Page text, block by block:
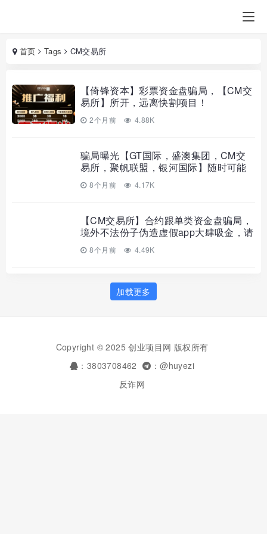
首页 Tags CM交易所
【倚锋资本】彩票资金盘骗局，【CM交
易所】所开，远离快割项目！
2个月前 4.88K
骗局曝光【GT国际，盛澳集团，CM交
易所，聚帆联盟，银河国际】随时可能
卷钱跑路！
8个月前 4.17K
【CM交易所】合约跟单类资金盘骗局，
境外不法份子伪造虚假app大肆吸金，请
参与人速度撤离！app大肆吸金，高度预
警8个月前 4.49K
加载更多
Copyright © 2025 创业项目网 版权所有
：3803708462
：@huyezi
反诈网